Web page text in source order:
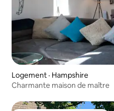
Logement · Hampshire
Charmante maison de maître